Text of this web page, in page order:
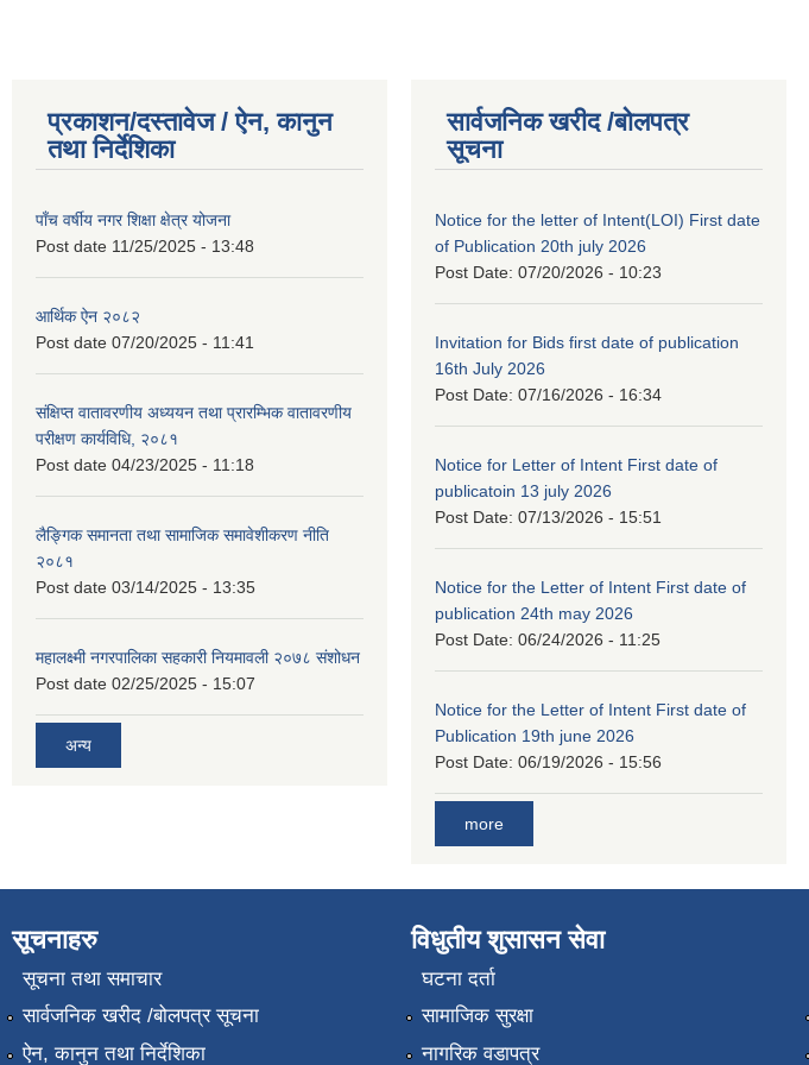
प्रकाशन/दस्तावेज / ऐन, कानुन
तथा निर्देशिका
पाँच वर्षीय नगर शिक्षा क्षेत्र योजना
Post date 11/25/2025 - 13:48
आर्थिक ऐन २०८२
Post date 07/20/2025 - 11:41
संक्षिप्त वातावरणीय अध्ययन तथा प्रारम्भिक वातावरणीय
परीक्षण कार्यविधि, २०८१
Post date 04/23/2025 - 11:18
लैङ्गिक समानता तथा सामाजिक समावेशीकरण नीति
२०८१
Post date 03/14/2025 - 13:35
महालक्ष्मी नगरपालिका सहकारी नियमावली २०७८ संशोधन
Post date 02/25/2025 - 15:07
अन्य
सार्वजनिक खरीद /बोलपत्र
सूचना
Notice for the letter of Intent(LOI) First date
of Publication 20th july 2026
Post Date: 07/20/2026 - 10:23
Invitation for Bids first date of publication
16th July 2026
Post Date: 07/16/2026 - 16:34
Notice for Letter of Intent First date of
publicatoin 13 july 2026
Post Date: 07/13/2026 - 15:51
Notice for the Letter of Intent First date of
publication 24th may 2026
Post Date: 06/24/2026 - 11:25
Notice for the Letter of Intent First date of
Publication 19th june 2026
Post Date: 06/19/2026 - 15:56
more
सूचनाहरु
सूचना तथा समाचार
सार्वजनिक खरीद /बोलपत्र सूचना
ऐन, कानुन तथा निर्देशिका
विधुतीय शुसासन सेवा
घटना दर्ता
सामाजिक सुरक्षा
नागरिक वडापत्र